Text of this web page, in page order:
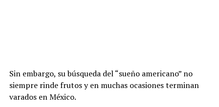
Sin embargo, su búsqueda del “sueño americano” no
siempre rinde frutos y en muchas ocasiones terminan
varados en México.